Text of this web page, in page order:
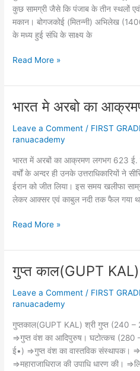
कुछ सामग्री जैसे कि पंजाब के तीन स्थलों एवं
मकान। बोगजकोई (मितन्नी) अभिलेख (1400
के मध्य हुई संधि के साक्ष्य के
वैदिक
(Vaidik
sanskriti)
Read More »
भारत मे अरबो का
Leave a Comment / FIRST
ranuacademy
भारत में अरबों का आक्रमण लगभग 623 ई.
वर्षों के अन्दर ही उनके उत्तराधिकारियों ने
ईरान को जीत लिया। इस समय खलीफा
लेकर आक्सर एवं काबुल नदी तक फैल गया
भारत
अरबो
आक्रमण
Read More »
गुप्त काल(GUPT KAL)
Leave a Comment / FIRST
ranuacademy
गुप्तकाल(GUPT KAL) श्री गुप्त (240
⇒गुप्त वंश का आदिपुरुष। घटोत्कच (280
ई•) ⇒गुप्त वंश का वास्तविक संस्थापक।
⇒महाराजाधिराज की उपाधि धारण की।